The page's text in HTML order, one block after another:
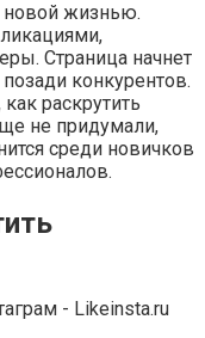
новой жизнью.
Страница начнет
конкурентов.
раскрутить
не придумали,
среди новичков